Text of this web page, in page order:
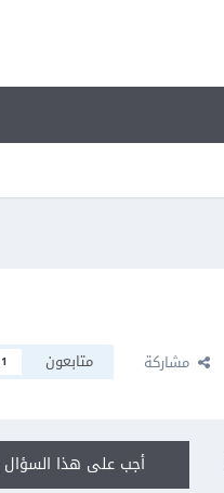
مشاركة متابعون 1
أجب على هذا السؤال